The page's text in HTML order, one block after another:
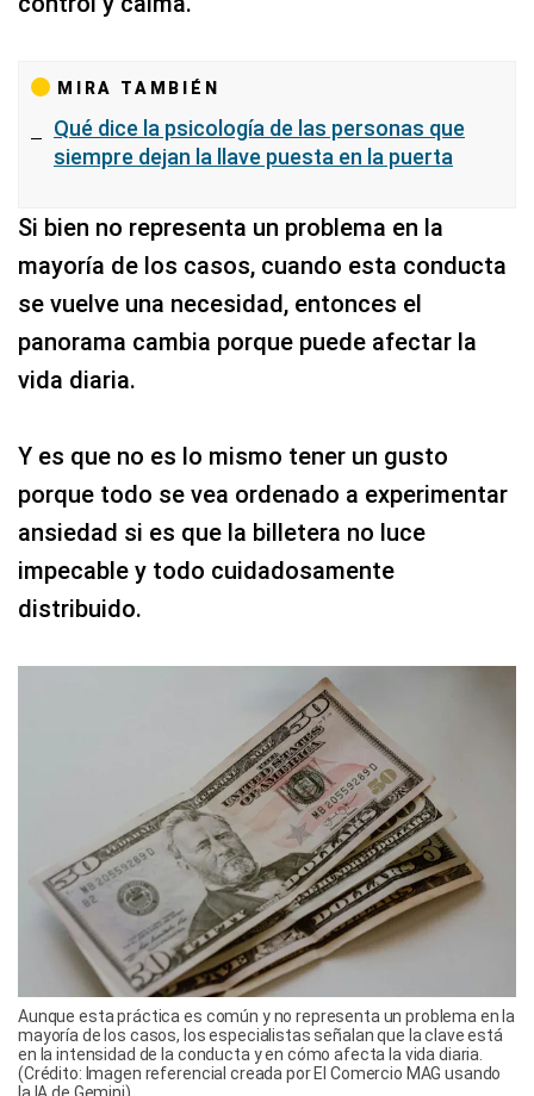
MIRA TAMBIÉN
Qué dice la psicología de las personas que
siempre dejan la llave puesta en la puerta
Si bien no representa un problema en la
mayoría de los casos, cuando esta conducta
se vuelve una necesidad, entonces el
panorama cambia porque puede afectar la
vida diaria.
Y es que no es lo mismo tener un gusto
porque todo se vea ordenado a experimentar
ansiedad si es que la billetera no luce
impecable y todo cuidadosamente
distribuido.
Aunque esta práctica es común y no representa un problema en la
mayoría de los casos, los especialistas señalan que la clave está
en la intensidad de la conducta y en cómo afecta la vida diaria.
(Crédito: Imagen referencial creada por El Comercio MAG usando